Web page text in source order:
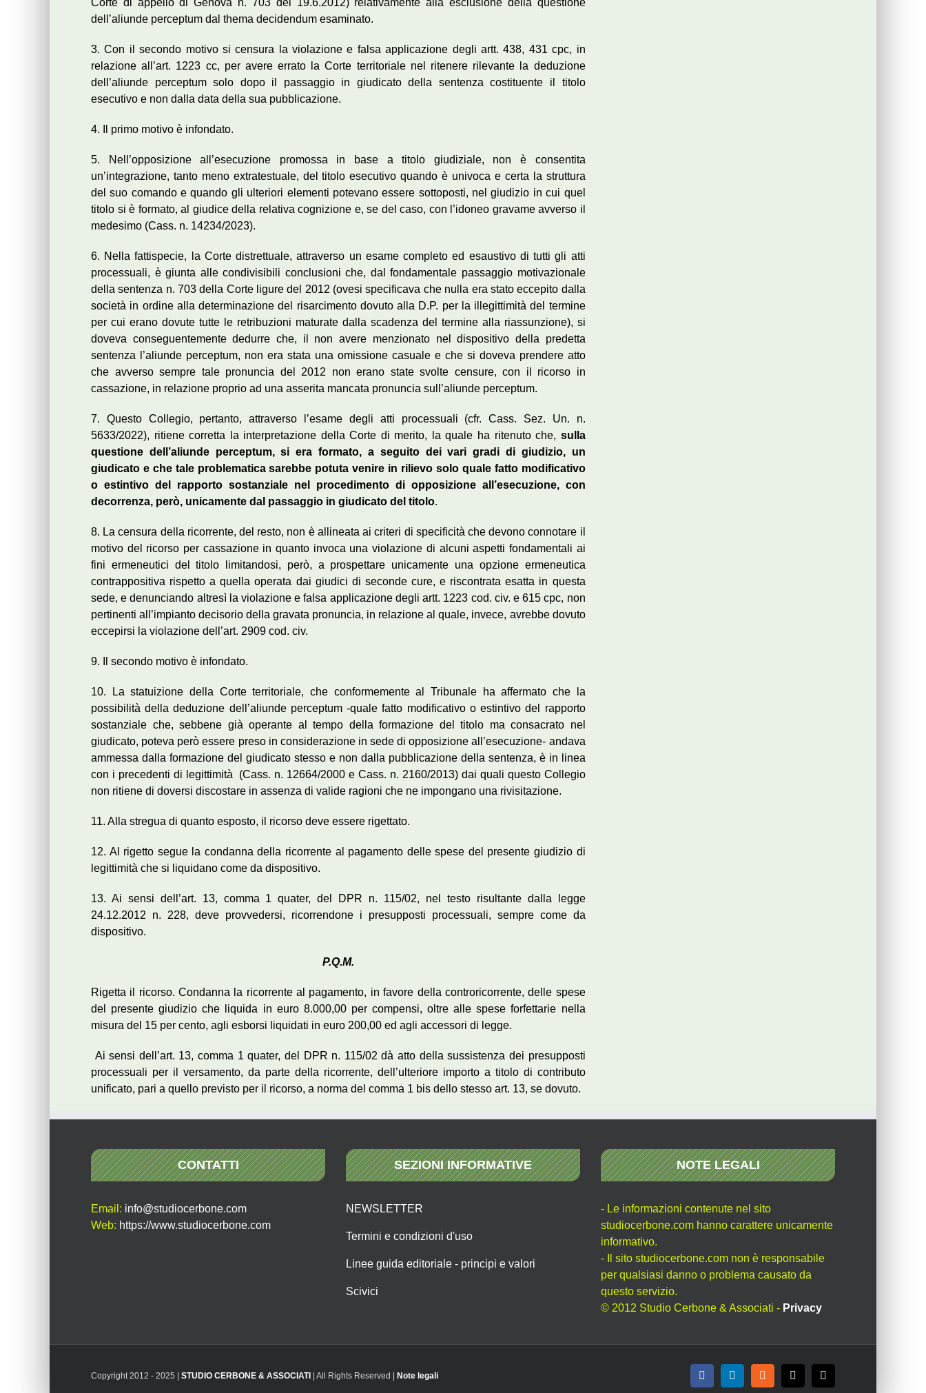
Corte di appello di Genova n. 703 del 19.6.2012) relativamente alla esclusione della questione
dell’aliunde perceptum dal thema decidendum esaminato.
3. Con il secondo motivo si censura la violazione e falsa applicazione degli artt. 438, 431 cpc, in
relazione all’art. 1223 cc, per avere errato la Corte territoriale nel ritenere rilevante la deduzione
dell’aliunde perceptum solo dopo il passaggio in giudicato della sentenza costituente il titolo
esecutivo e non dalla data della sua pubblicazione.
4. Il primo motivo è infondato.
5. Nell’opposizione all’esecuzione promossa in base a titolo giudiziale, non è consentita
un’integrazione, tanto meno extratestuale, del titolo esecutivo quando è univoca e certa la struttura
del suo comando e quando gli ulteriori elementi potevano essere sottoposti, nel giudizio in cui quel
titolo si è formato, al giudice della relativa cognizione e, se del caso, con l’idoneo gravame avverso il
medesimo (Cass. n. 14234/2023).
6. Nella fattispecie, la Corte distrettuale, attraverso un esame completo ed esaustivo di tutti gli atti
processuali, è giunta alle condivisibili conclusioni che, dal fondamentale passaggio motivazionale
della sentenza n. 703 della Corte ligure del 2012 (ovesi specificava che nulla era stato eccepito dalla
società in ordine alla determinazione del risarcimento dovuto alla D.P. per la illegittimità del termine
per cui erano dovute tutte le retribuzioni maturate dalla scadenza del termine alla riassunzione), si
doveva conseguentemente dedurre che, il non avere menzionato nel dispositivo della predetta
sentenza l’aliunde perceptum, non era stata una omissione casuale e che si doveva prendere atto
che avverso sempre tale pronuncia del 2012 non erano state svolte censure, con il ricorso in
cassazione, in relazione proprio ad una asserita mancata pronuncia sull’aliunde perceptum.
7. Questo Collegio, pertanto, attraverso l’esame degli atti processuali (cfr. Cass. Sez. Un. n.
5633/2022), ritiene corretta la interpretazione della Corte di merito, la quale ha ritenuto che, sulla
questione dell’aliunde perceptum, si era formato, a seguito dei vari gradi di giudizio, un
giudicato e che tale problematica sarebbe potuta venire in rilievo solo quale fatto modificativo
o estintivo del rapporto sostanziale nel procedimento di opposizione all’esecuzione, con
decorrenza, però, unicamente dal passaggio in giudicato del titolo.
8. La censura della ricorrente, del resto, non è allineata ai criteri di specificità che devono connotare il
motivo del ricorso per cassazione in quanto invoca una violazione di alcuni aspetti fondamentali ai
fini ermeneutici del titolo limitandosi, però, a prospettare unicamente una opzione ermeneutica
contrappositiva rispetto a quella operata dai giudici di seconde cure, e riscontrata esatta in questa
sede, e denunciando altresì la violazione e falsa applicazione degli artt. 1223 cod. civ. e 615 cpc, non
pertinenti all’impianto decisorio della gravata pronuncia, in relazione al quale, invece, avrebbe dovuto
eccepirsi la violazione dell’art. 2909 cod. civ.
9. Il secondo motivo è infondato.
10. La statuizione della Corte territoriale, che conformemente al Tribunale ha affermato che la
possibilità della deduzione dell’aliunde perceptum -quale fatto modificativo o estintivo del rapporto
sostanziale che, sebbene già operante al tempo della formazione del titolo ma consacrato nel
giudicato, poteva però essere preso in considerazione in sede di opposizione all’esecuzione- andava
ammessa dalla formazione del giudicato stesso e non dalla pubblicazione della sentenza, è in linea
con i precedenti di legittimità (Cass. n. 12664/2000 e Cass. n. 2160/2013) dai quali questo Collegio
non ritiene di doversi discostare in assenza di valide ragioni che ne impongano una rivisitazione.
11. Alla stregua di quanto esposto, il ricorso deve essere rigettato.
12. Al rigetto segue la condanna della ricorrente al pagamento delle spese del presente giudizio di
legittimità che si liquidano come da dispositivo.
13. Ai sensi dell’art. 13, comma 1 quater, del DPR n. 115/02, nel testo risultante dalla legge
24.12.2012 n. 228, deve provvedersi, ricorrendone i presupposti processuali, sempre come da
dispositivo.
P.Q.M.
Rigetta il ricorso. Condanna la ricorrente al pagamento, in favore della controricorrente, delle spese
del presente giudizio che liquida in euro 8.000,00 per compensi, oltre alle spese forfettarie nella
misura del 15 per cento, agli esborsi liquidati in euro 200,00 ed agli accessori di legge.
Ai sensi dell’art. 13, comma 1 quater, del DPR n. 115/02 dà atto della sussistenza dei presupposti
processuali per il versamento, da parte della ricorrente, dell’ulteriore importo a titolo di contributo
unificato, pari a quello previsto per il ricorso, a norma del comma 1 bis dello stesso art. 13, se dovuto.
CONTATTI
Email: info@studiocerbone.com
Web: https://www.studiocerbone.com
SEZIONI INFORMATIVE
NEWSLETTER
Termini e condizioni d'uso
Linee guida editoriale - principi e valori
Scivici
NOTE LEGALI
- Le informazioni contenute nel sito
studiocerbone.com hanno carattere unicamente
informativo.
- Il sito studiocerbone.com non è responsabile
per qualsiasi danno o problema causato da
questo servizio.
© 2012 Studio Cerbone & Associati - Privacy
Copyright 2012 - 2025 | STUDIO CERBONE & ASSOCIATI | All Rights Reserved | Note legali FacebookLinkedInRss X Email